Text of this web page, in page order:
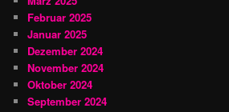
Februar 2025
Januar 2025
Dezember 2024
November 2024
Oktober 2024
September 2024